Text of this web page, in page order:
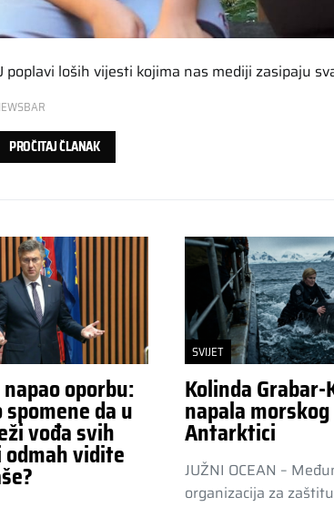
poplavi loših vijesti kojima nas mediji zasipaju
PROČITAJ ČLANAK
oporbu:
da u
vođa svih
vidite
SVIJET
Kolinda
napala
Antarktici
JUŽNI OCEAN –
organizacija za